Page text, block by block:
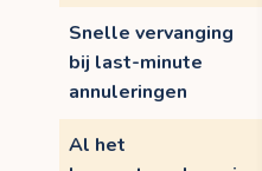
Snelle vervanging
bij last-minute
annuleringen
Al het